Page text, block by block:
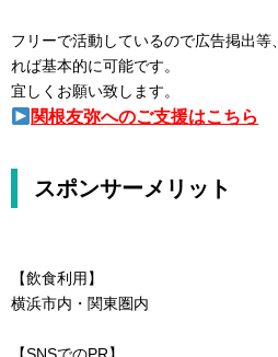
フリーで活動しているので広告掲出
れば基本的に可能です。
宜しくお願い致します。
関根友弥へのご支援はこちら
スポンサーメリット
【飲食利用】
横浜市内・関東圏内